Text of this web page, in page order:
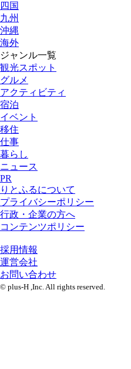
四国
九州
沖縄
海外
ジャンル一覧
観光スポット
グルメ
アクティビティ
宿泊
イベント
移住
仕事
暮らし
ニュース
PR
りとふるについて
プライバシーポリシー
行政・企業の方へ
コンテンツポリシー
採用情報
運営会社
お問い合わせ
© plus-H ,Inc. All rights reserved.